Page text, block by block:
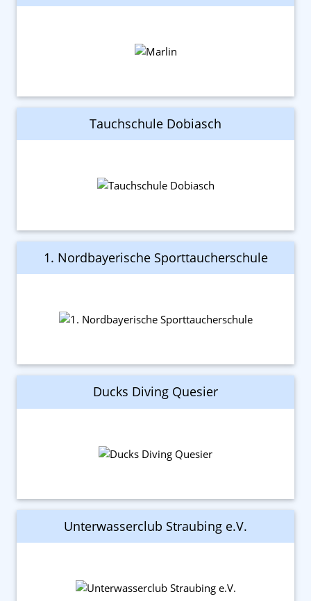
Tauchschule Dobiasch
1. Nordbayerische Sporttaucherschule
Ducks Diving Quesier
Unterwasserclub Straubing e.V.